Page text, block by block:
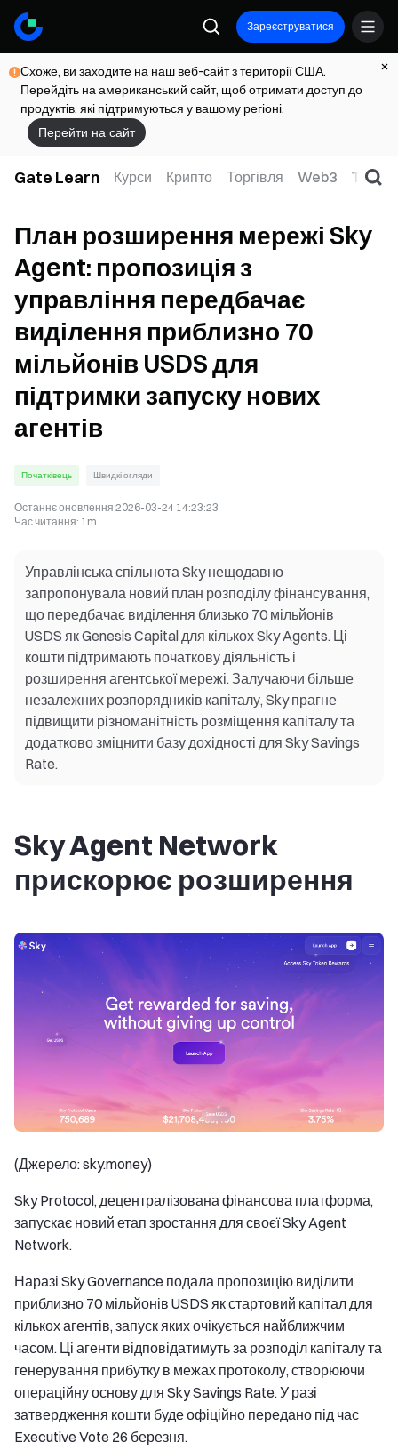
Зареєструватися
Схоже, ви заходите на наш веб-сайт з території США.
Перейдіть на американський сайт, щоб отримати доступ до
продуктів, які підтримуються у вашому регіоні.
Перейти на сайт
Gate Learn Курси Крипто Торгівля Web3 TradFi
План розширення мережі Sky
Agent: пропозиція з
управління передбачає
виділення приблизно 70
мільйонів USDS для
підтримки запуску нових
агентів
Початківець Швидкі огляди
Останнє оновлення 2026-03-24 14:23:23
Час читання: 1m
Управлінська спільнота Sky нещодавно
запропонувала новий план розподілу фінансування,
що передбачає виділення близько 70 мільйонів
USDS як Genesis Capital для кількох Sky Agents. Ці
кошти підтримають початкову діяльність і
розширення агентської мережі. Залучаючи більше
незалежних розпорядників капіталу, Sky прагне
підвищити різноманітність розміщення капіталу та
додатково зміцнити базу дохідності для Sky Savings
Rate.
Sky Agent Network
прискорює розширення
(Джерело: sky.money)
Sky Protocol, децентралізована фінансова платформа,
запускає новий етап зростання для своєї Sky Agent
Network.
Наразі Sky Governance подала пропозицію виділити
приблизно 70 мільйонів USDS як стартовий капітал для
кількох агентів, запуск яких очікується найближчим
часом. Ці агенти відповідатимуть за розподіл капіталу та
генерування прибутку в межах протоколу, створюючи
операційну основу для Sky Savings Rate. У разі
затвердження кошти буде офіційно передано під час
Executive Vote 26 березня.